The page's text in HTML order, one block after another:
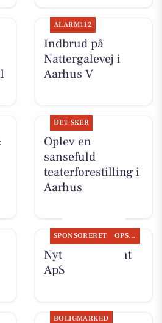
ALARM112
Indbrud på
Nattergalevej i
Aarhus V
DET SKER
Oplev en
sansefuld
teaterforestilling i
Aarhus
SPONSORERET OPSLAGSTAVLEN
Nyt fra Fairpaint
ApS
BOLIGMARKED